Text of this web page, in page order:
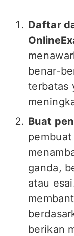
Daftar
benar-
terbatas
Buat
ganda,
atau
berikan